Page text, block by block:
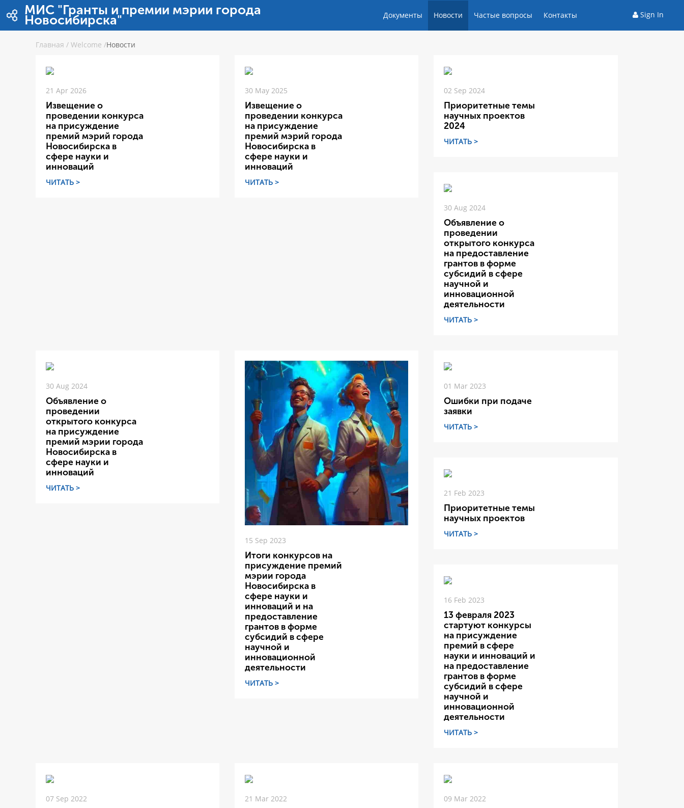
Skip to Content
МИС "Гранты и премии мэрии города
Новосибирска" Документы Новости Частые вопросы Контакты Sign In
Главная / Welcome /Новости
21 Apr 2026
Извещение о
проведении конкурса
на присуждение
премий мэрий города
Новосибирска в
сфере науки и
инноваций
ЧИТАТЬ >
30 May 2025
Извещение о
проведении конкурса
на присуждение
премий мэрий города
Новосибирска в
сфере науки и
инноваций
ЧИТАТЬ >
02 Sep 2024
Приоритетные темы
научных проектов
2024
ЧИТАТЬ >
30 Aug 2024
Объявление о
проведении
открытого конкурса
на предоставление
грантов в форме
субсидий в сфере
научной и
инновационной
деятельности
ЧИТАТЬ >
30 Aug 2024
Объявление о
проведении
открытого конкурса
на присуждение
премий мэрии города
Новосибирска в
сфере науки и
инноваций
ЧИТАТЬ >
15 Sep 2023
Итоги конкурсов на
присуждение премий
мэрии города
Новосибирска в
сфере науки и
инноваций и на
предоставление
грантов в форме
субсидий в сфере
научной и
инновационной
деятельности
ЧИТАТЬ >
01 Mar 2023
Ошибки при подаче
заявки
ЧИТАТЬ >
21 Feb 2023
Приоритетные темы
научных проектов
ЧИТАТЬ >
16 Feb 2023
13 февраля 2023
стартуют конкурсы
на присуждение
премий в сфере
науки и инноваций и
на предоставление
грантов в форме
субсидий в сфере
научной и
инновационной
деятельности
ЧИТАТЬ >
07 Sep 2022 21 Mar 2022 09 Mar 2022